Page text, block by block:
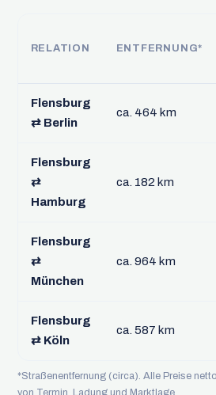
RELATION ENTFERNUNG*
Flensburg
⇄ Berlin
ca. 464 km
Flensburg
⇄
Hamburg
ca. 182 km
Flensburg
⇄
München
ca. 964 km
Flensburg
⇄ Köln
ca. 587 km
*Straßenentfernung (circa). Alle Preise